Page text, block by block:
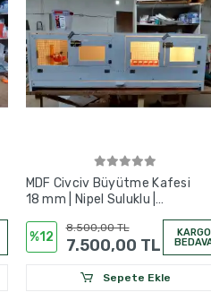
MDF Civciv Büyütme Kafesi
18 mm | Nipel Suluklu |
125x50x40 cm
%12
8.500,00 TL
7.500,00 TL
KARGO
Sepete Ekle